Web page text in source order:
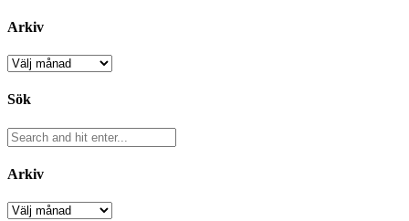
Arkiv
Arkiv
Sök
Arkiv
Arkiv